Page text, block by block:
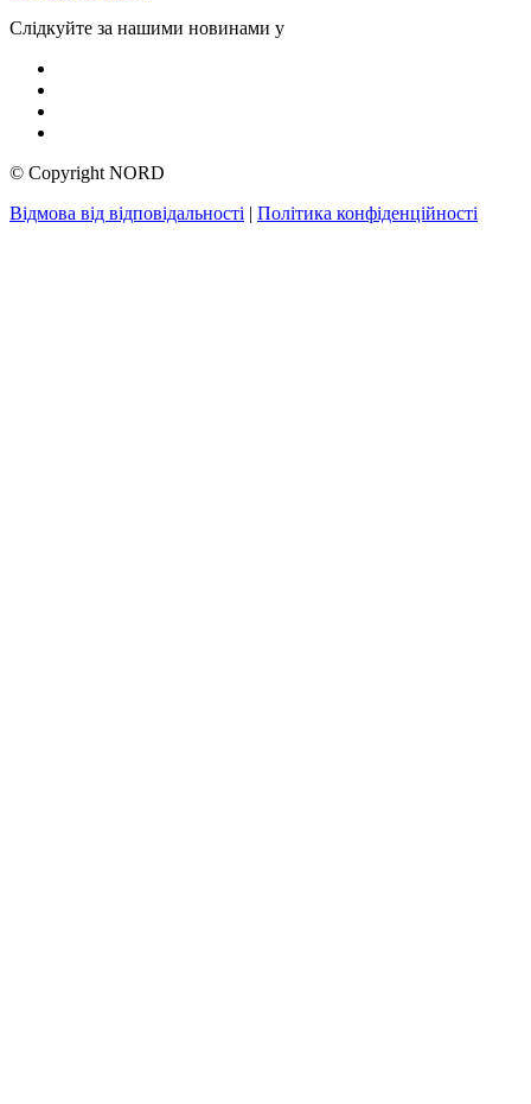
Слідкуйте за нашими новинами у
© Copyright NORD
Відмова від відповідальності | Політика конфіденційності